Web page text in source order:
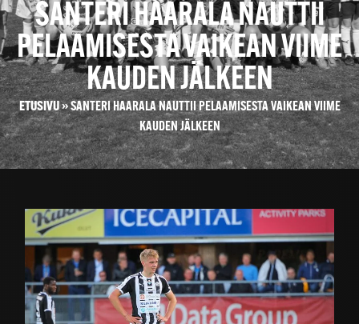
SANTERI HAARALA NAUTTII
PELAAMISESTA VAIKEAN VIIME
KAUDEN JÄLKEEN
ETUSIVU»SANTERI HAARALA NAUTTII PELAAMISESTA VAIKEAN VIIME
KAUDEN JÄLKEEN